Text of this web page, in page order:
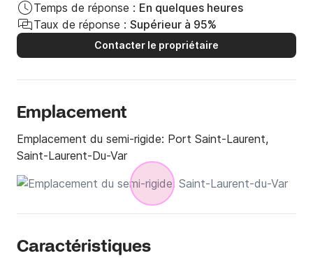
Temps de réponse : En quelques heures
Taux de réponse : Supérieur à 95%
Contacter le propriétaire
Emplacement
Emplacement du semi-rigide: Port Saint-Laurent,
Saint-Laurent-Du-Var
Caractéristiques